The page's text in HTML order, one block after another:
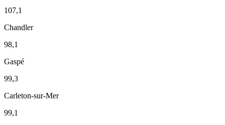
107,1
Chandler
98,1
Gaspé
99,3
Carleton-sur-Mer
99,1